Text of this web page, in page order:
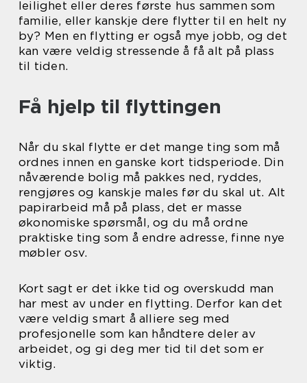
leilighet eller deres første hus sammen som
familie, eller kanskje dere flytter til en helt ny
by? Men en flytting er også mye jobb, og det
kan være veldig stressende å få alt på plass
til tiden.
Få hjelp til flyttingen
Når du skal flytte er det mange ting som må
ordnes innen en ganske kort tidsperiode. Din
nåværende bolig må pakkes ned, ryddes,
rengjøres og kanskje males før du skal ut. Alt
papirarbeid må på plass, det er masse
økonomiske spørsmål, og du må ordne
praktiske ting som å endre adresse, finne nye
møbler osv.
Kort sagt er det ikke tid og overskudd man
har mest av under en flytting. Derfor kan det
være veldig smart å alliere seg med
profesjonelle som kan håndtere deler av
arbeidet, og gi deg mer tid til det som er
viktig.